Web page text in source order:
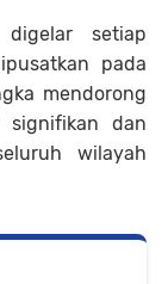
setiap
pada
mendorong
signifikan dan
wilayah